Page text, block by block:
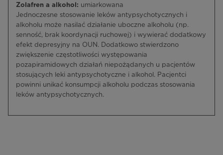
Zolafren a alkohol: umiarkowana
Jednoczesne stosowanie leków antypsychotycznych i
alkoholu może nasilać działanie uboczne alkoholu (np.
senność, brak koordynacji ruchowej) i wywierać dodatkowy
efekt depresyjny na OUN. Dodatkowo stwierdzono
zwiększenie częstotliwości występowania
pozapiramidowych działań niepożądanych u pacjentów
stosujących leki antypsychotyczne i alkohol. Pacjentci
powinni unikać konsumpcji alkoholu podczas stosowania
leków antypsychotycznych.